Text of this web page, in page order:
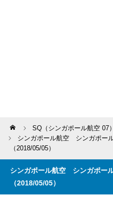
Home SQ（シンガポール航空 07）
シンガポール航空 シンガポー
（2018/05/05）
シンガポール航空 シンガポー
（2018/05/05）